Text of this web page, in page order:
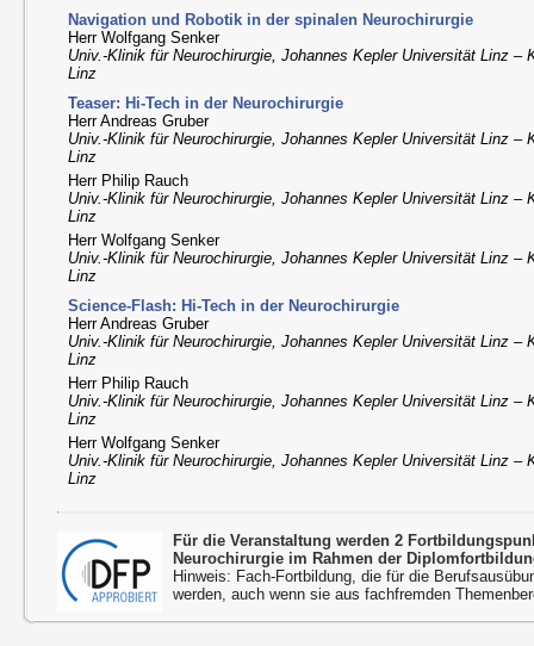
Navigation und Robotik in der spinalen Neurochirurgie
Herr Wolfgang Senker
Univ.-Klinik für Neurochirurgie, Johannes Kepler Universität Linz –
Linz
Teaser: Hi-Tech in der Neurochirurgie
Herr Andreas Gruber
Univ.-Klinik für Neurochirurgie, Johannes Kepler Universität Linz –
Linz
Herr Philip Rauch
Univ.-Klinik für Neurochirurgie, Johannes Kepler Universität Linz –
Linz
Herr Wolfgang Senker
Univ.-Klinik für Neurochirurgie, Johannes Kepler Universität Linz –
Linz
Science-Flash: Hi-Tech in der Neurochirurgie
Herr Andreas Gruber
Univ.-Klinik für Neurochirurgie, Johannes Kepler Universität Linz –
Linz
Herr Philip Rauch
Univ.-Klinik für Neurochirurgie, Johannes Kepler Universität Linz –
Linz
Herr Wolfgang Senker
Univ.-Klinik für Neurochirurgie, Johannes Kepler Universität Linz –
Linz
Für die Veranstaltung werden 2
Neurochirurgie im Rahmen der
Hinweis: Fach-Fortbildung, die für die
werden, auch wenn sie aus fachfremden